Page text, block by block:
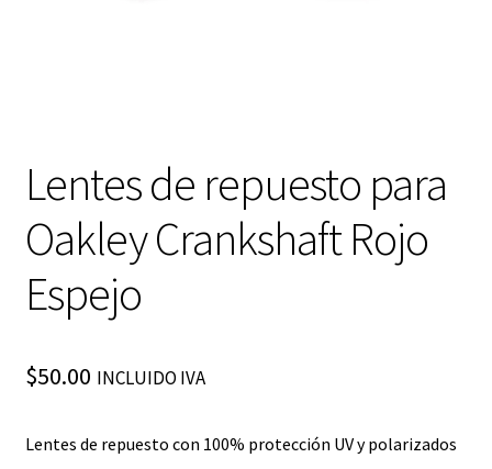
Lentes de repuesto para
Oakley Crankshaft Rojo
Espejo
$50.00 INCLUIDO IVA
Lentes de repuesto con 100% protección UV y polarizados